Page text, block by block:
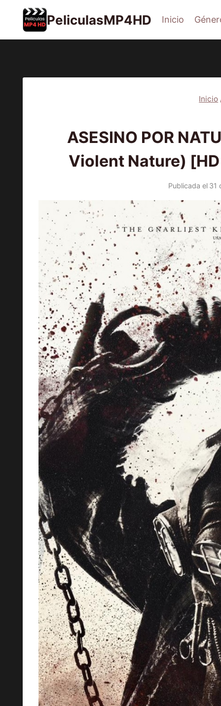
contenido
PeliculasMP4HD Inicio
Inicio
ASESINO POR
Violent Nature)
Publicada el 31